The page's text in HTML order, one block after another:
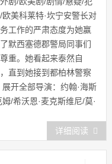
欧美科莱特·坎宁安警长对
工作的严肃态度为她赢
默西塞德郡警局同事们
重。她看起来泰然自
直到她接到都柏林警察
开全部导演：约翰·海斯
/希沃恩·麦克斯维尼/莫·
详细阅读